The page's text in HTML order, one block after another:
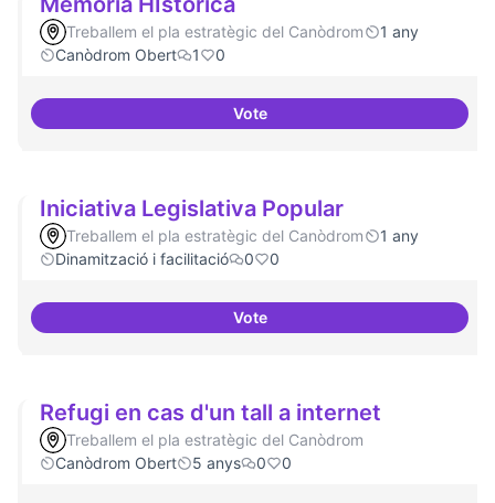
Treballem el pla estratègic del Canòdrom
1 any
Canòdrom Obert
1 0
VoteMemòria HIstòrica
Iniciativa Legislativa Popular
Treballem el pla estratègic del Canòdrom
1 any
Dinamització i facilitació
0 0
VoteIniciativa Legislativa Popular
Refugi en cas d'un tall a internet
Treballem el pla estratègic del Canòdrom
Canòdrom Obert
5 anys 0 0